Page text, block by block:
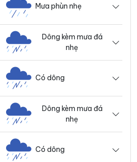
Mưa phùn nhẹ
Dông kèm mưa đá
nhẹ
Có dông
Dông kèm mưa đá
nhẹ
Có dông